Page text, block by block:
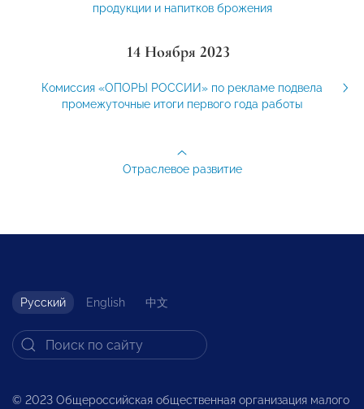
продукции и напитков брожения
14 Ноября 2023
Комиссия «ОПОРЫ РОССИИ» по рекламе подвела
промежуточные итоги первого года работы
Отраслевое развитие
Русский English 中文
© 2023 Общероссийская общественная организация малого